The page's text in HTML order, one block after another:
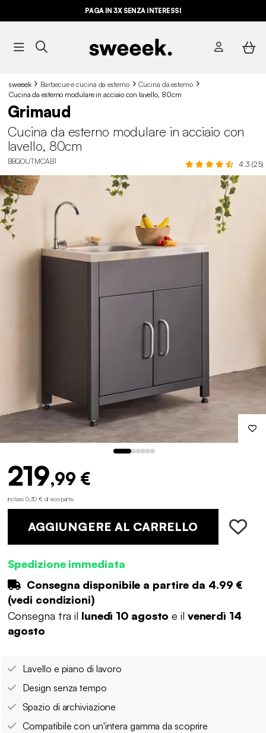
PAGA IN 3X SENZA INTERESSI
sweeek Barbecue e cucina da esterno
Cucina da esterno
Cucina da esterno modulare in acciaio con lavello, 80cm
Grimaud
Cucina da esterno modulare in acciaio con
lavello, 80cm
BBQOUTMCAB1 4.3 (25)
219,99 €
incluso 0,30 € di eco-parte.
AGGIUNGERE AL CARRELLO
Spedizione immediata
Consegna disponibile a partire da 4.99 €
(vedi condizioni)
Consegna tra il lunedì 10 agosto e il venerdì 14
agosto
Lavello e piano di lavoro
Design senza tempo
Spazio di archiviazione
Compatibile con un'intera gamma da scoprire